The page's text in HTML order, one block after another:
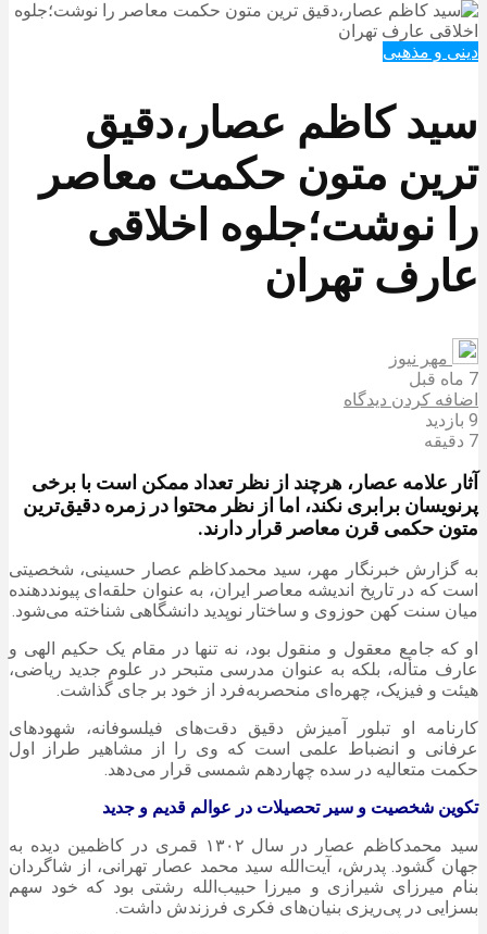
دینی و مذهبی
سید کاظم عصار،دقیق
ترین متون حکمت معاصر
را نوشت؛جلوه اخلاقی
عارف تهران
مهر نیوز
7 ماه قبل
اضافه کردن دیدگاه
9 بازدید
7 دقیقه
آثار علامه عصار، هرچند از نظر تعداد ممکن است با برخی
پرنویسان برابری نکند، اما از نظر محتوا در زمره دقیق‌ترین
متون حکمی قرن معاصر قرار دارند.
به گزارش خبرنگار مهر، سید محمدکاظم عصار
حسینی، شخصیتی
است که در تاریخ اندیشه معاصر ایران، به عنوان حلقه‌ای پیونددهنده
میان سنت کهن حوزوی و ساختار نوپدید دانشگاهی شناخته می‌شود.
او که جامع معقول و منقول بود، نه تنها در مقام یک حکیم الهی و
عارف متأله، بلکه به عنوان مدرسی متبحر در علوم جدید ریاضی،
هیئت و فیزیک، چهره‌ای منحصربه‌فرد از خود بر جای گذاشت.
کارنامه او تبلور آمیزش دقیق دقت‌های فیلسوفانه، شهودهای
عرفانی و انضباط علمی است که وی را از مشاهیر طراز اول
حکمت متعالیه در سده چهاردهم شمسی قرار می‌دهد.
تکوین شخصیت و سیر تحصیلات در عوالم قدیم و جدید
سید محمدکاظم عصار
در سال ۱۳۰۲ قمری در کاظمین دیده به
جهان گشود. پدرش، آیت‌الله سید محمد عصار تهرانی، از شاگردان
بنام میرزای شیرازی و میرزا حبیب‌الله رشتی بود که خود سهم
بسزایی در پی‌ریزی بنیان‌های فکری فرزندش داشت.